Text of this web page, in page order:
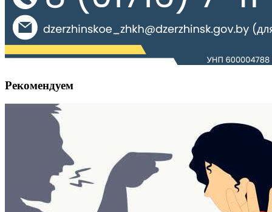
Рекомендуем